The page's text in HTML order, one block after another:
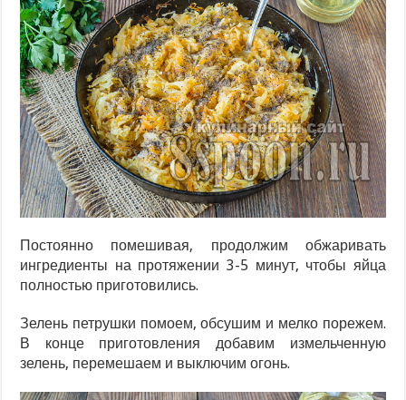
Постоянно помешивая, продолжим обжаривать
ингредиенты на протяжении 3-5 минут, чтобы яйца
полностью приготовились.
Зелень петрушки помоем, обсушим и мелко порежем.
В конце приготовления добавим измельченную
зелень, перемешаем и выключим огонь.